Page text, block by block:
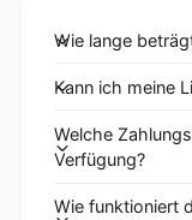
Wie lange
Kann ich meine
Welche
Verfügung?
Wie funktioniert